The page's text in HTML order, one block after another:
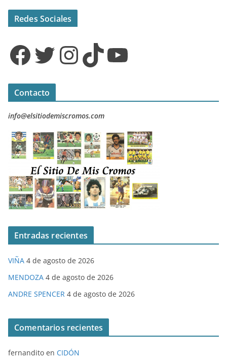
Redes Sociales
Facebook Twitter InstagramTikTok YouTube
Contacto
info@elsitiodemiscromos.com
Entradas recientes
VIÑA 4 de agosto de 2026
MENDOZA 4 de agosto de 2026
ANDRE SPENCER 4 de agosto de 2026
Comentarios recientes
fernandito en CIDÓN